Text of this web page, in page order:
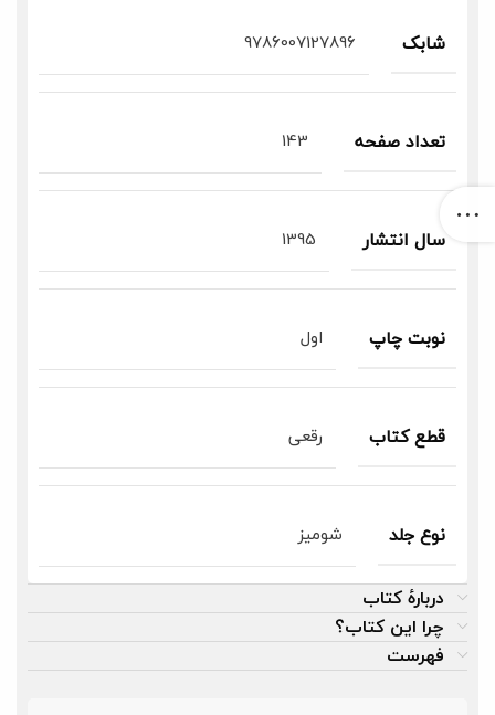
شابک 9786007127896
تعداد صفحه 143
سال انتشار 1395
نوبت چاپ اول
قطع کتاب رقعی
نوع جلد شومیز
دربارهٔ کتاب
چرا این کتاب؟
فهرست